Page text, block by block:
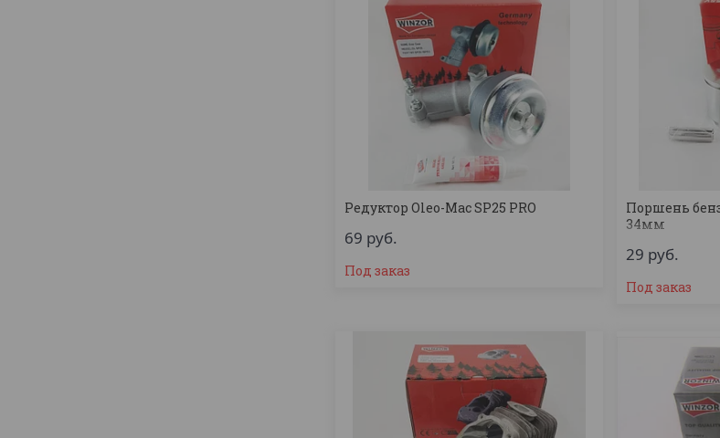
Редуктор Oleo-Mac SP25 PRO
69 руб.
Под заказ
Поршень
34мм
29 руб.
Под заказ